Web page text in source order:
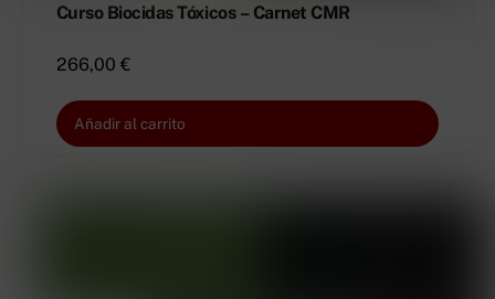
Curso Biocidas Tóxicos – Carnet CMR
266,00 €
Añadir al carrito